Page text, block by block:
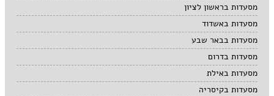
מסעדות בראשון לציון
מסעדות באשדוד
מסעדות בבאר שבע
מסעדות בדרום
מסעדות באילת
מסעדות בקיסריה